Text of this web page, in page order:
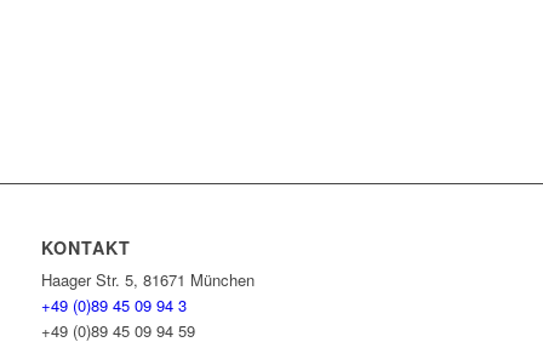
KONTAKT
Haager Str. 5, 81671 München
+49 (0)89 45 09 94 3
+49 (0)89 45 09 94 59